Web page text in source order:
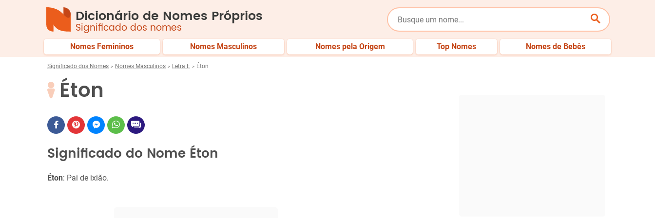
Dicionário de Nomes Próprios
Significado dos nomes
Nomes Femininos Nomes Masculinos Nomes pela Origem Top Nomes Nomes de Bebês
Significado dos Nomes Nomes Masculinos Letra E Éton
Éton
Significado do Nome Éton
Éton: Pai de ixião.